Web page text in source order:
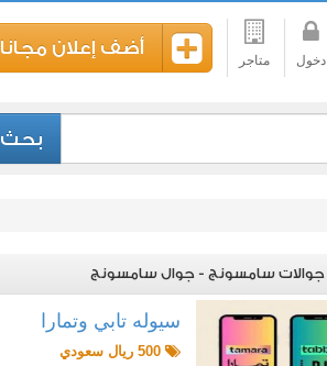
دخول متاجر
أضف إعلان مجانا
بحث
جوالات سامسونج - جوال سامسونج
سيوله تابي وتمارا
500 ريال سعودي